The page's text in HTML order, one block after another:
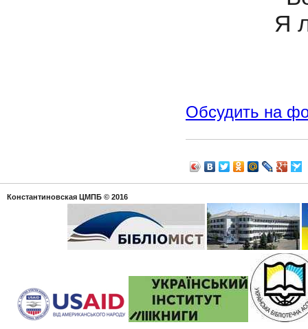
Я
Обсудить на
Константиновская ЦМПБ © 2016